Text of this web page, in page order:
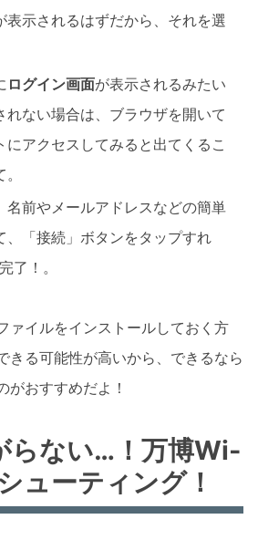
表示されるはずだから、それを選
ログイン画面が表示されるみたい
れない場合は、ブラウザを開いて
にアクセスしてみると出てくるこ
名前やメールアドレスなどの簡単
、「接続」ボタンをタップすれ
了！。
ァイルをインストールしておく方
きる可能性が高いから、できるなら
がおすすめだよ！
らない…！万博Wi-
ューティング！